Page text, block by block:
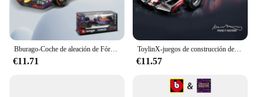
Bburago-Coche de aleación de Fórmula 1, modelo de coche fundido a presión, 1:43, 2023, nuevo equipo McLaren F1, MCL60 4 # Lando Norris 81 # Oscar Piastri
€11.71
ToylinX-juegos de construcción de coches MOC, bloques de construcción de automóviles con Control remoto, modelo coleccionable, Kits de coches, juguetes de construcción
€11.57